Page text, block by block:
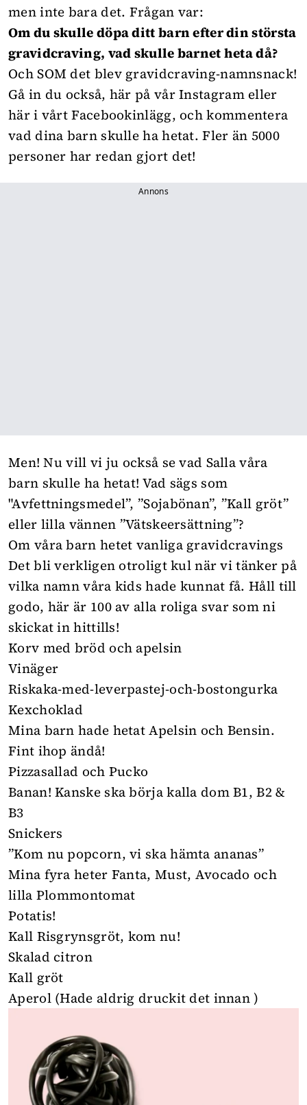
men inte bara det. Frågan var:
Om du skulle döpa ditt barn efter din största
gravidcraving, vad skulle barnet heta då?
Och SOM det blev gravidcraving-namnsnack!
Gå in du också, här på vår Instagrameller
här i vårt Facebookinlägg, och kommentera
vad dina barn skulle ha hetat. Fler än 5000
personer har redan gjort det!
Annons
Men! Nu vill vi ju också se vad Salla våra
barn skulle ha hetat! Vad sägs som
"Avfettningsmedel”, ”Sojabönan”, ”Kall gröt”
eller lilla vännen ”Vätskeersättning”?
Om våra barn hetet vanliga gravidcravings
Det bli verkligen otroligt kul när vi tänker på
vilka namn våra kids hade kunnat få. Håll till
godo, här är 100 av alla roliga svar som ni
skickat in hittills!
Korv med bröd och apelsin
Vinäger
Riskaka-med-leverpastej-och-bostongurka
Kexchoklad
Mina barn hade hetat Apelsin och Bensin.
Fint ihop ändå!
Pizzasallad och Pucko
Banan! Kanske ska börja kalla dom B1, B2 &
B3
Snickers
”Kom nu popcorn, vi ska hämta ananas”
Mina fyra heter Fanta, Must, Avocado och
lilla Plommontomat
Potatis!
Kall Risgrynsgröt, kom nu!
Skalad citron
Kall gröt
Aperol (Hade aldrig druckit det innan )